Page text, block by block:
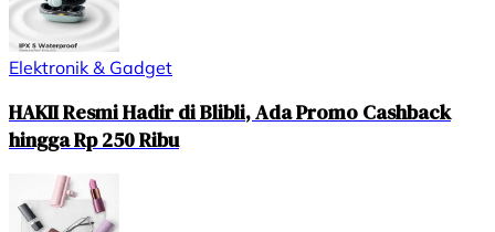
Elektronik & Gadget
HAKII Resmi Hadir di Blibli, Ada Promo Cashback
hingga Rp 250 Ribu